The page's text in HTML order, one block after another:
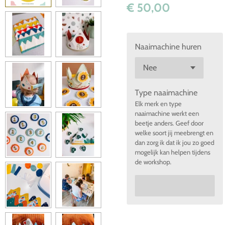
€ 50,00
Naaimachine huren
Type naaimachine
Elk merk en type
naaimachine werkt een
beetje anders. Geef door
welke soort jij meebrengt en
dan zorg ik dat ik jou zo goed
mogelijk kan helpen tijdens
de workshop.